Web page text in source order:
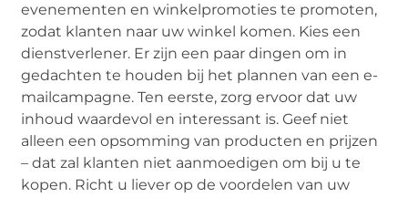
evenementen en winkelpromoties te promoten,
zodat klanten naar uw winkel komen. Kies een
dienstverlener. Er zijn een paar dingen om in
gedachten te houden bij het plannen van een e-
mailcampagne. Ten eerste, zorg ervoor dat uw
inhoud waardevol en interessant is. Geef niet
alleen een opsomming van producten en prijzen
– dat zal klanten niet aanmoedigen om bij u te
kopen. Richt u liever op de voordelen van uw